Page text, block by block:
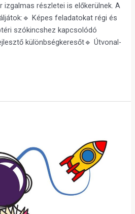
izgalmas részletei is előkerülnek. A
Képes feladatokat régi és
szókincshez kapcsolódó
különbségkeresőt🔹 Útvonal-